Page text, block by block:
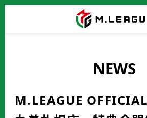
NEWS
M.LEAGUE